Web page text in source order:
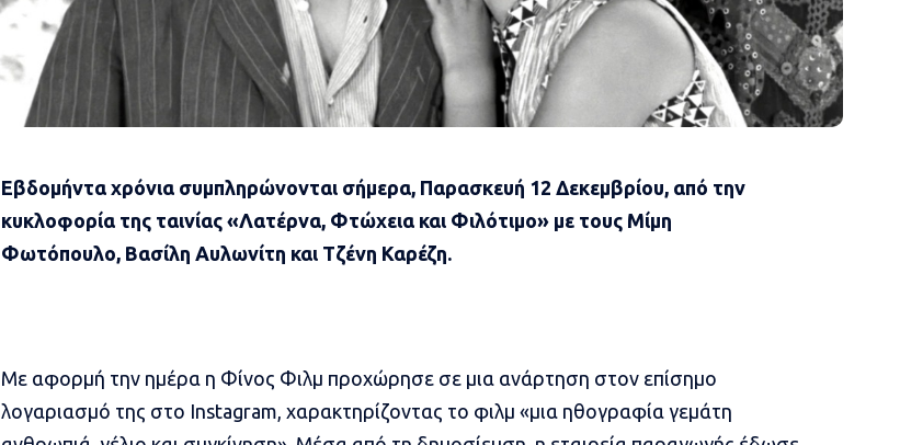
Εβδομήντα χρόνια συμπληρώνονται σήμερα, Παρασκευή 12 Δεκεμβρίου, από την
κυκλοφορία της ταινίας «Λατέρνα, Φτώχεια και Φιλότιμο» με τους Μίμη
Φωτόπουλο, Βασίλη Αυλωνίτη και Τζένη Καρέζη.
Με αφορμή την ημέρα η Φίνος Φιλμ προχώρησε σε μια ανάρτηση στον επίσημο
λογαριασμό της στο Instagram, χαρακτηρίζοντας το φιλμ «μια ηθογραφία γεμάτη